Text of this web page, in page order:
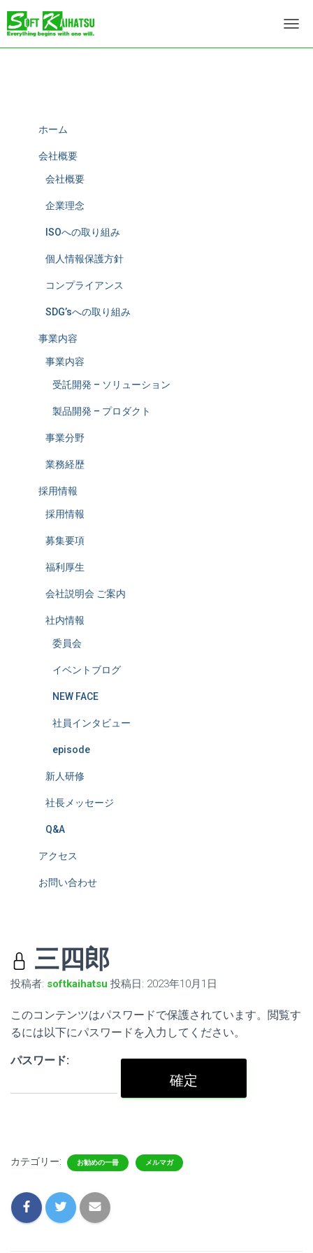
ビ
ホーム
会社概要
会社概要
企業理念
ISOへの取り組み
個人情報保護方針
コンプライアンス
SDG’sへの取り組み
事業内容
事業内容
受託開発 – ソリューション
製品開発 – プロダクト
事業分野
業務経歴
採用情報
採用情報
募集要項
福利厚生
会社説明会 ご案内
社内情報
委員会
イベントブログ
NEW FACE
社員インタビュー
episode
新人研修
社長メッセージ
Q&A
アクセス
お問い合わせ
三四郎
投稿者: softkaihatsu 投稿日: 2023年10月1日
このコンテンツはパスワードで保護されています。閲覧す
るには以下にパスワードを入力してください。
パスワード:
カテゴリー: お勧めの一冊 メルマガ